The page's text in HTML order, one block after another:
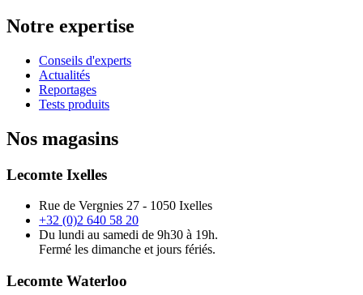
Notre expertise
Conseils d'experts
Actualités
Reportages
Tests produits
Nos magasins
Lecomte Ixelles
Rue de Vergnies 27 - 1050 Ixelles
+32 (0)2 640 58 20
Du lundi au samedi de 9h30 à 19h.
Fermé les dimanche et jours fériés.
Lecomte Waterloo